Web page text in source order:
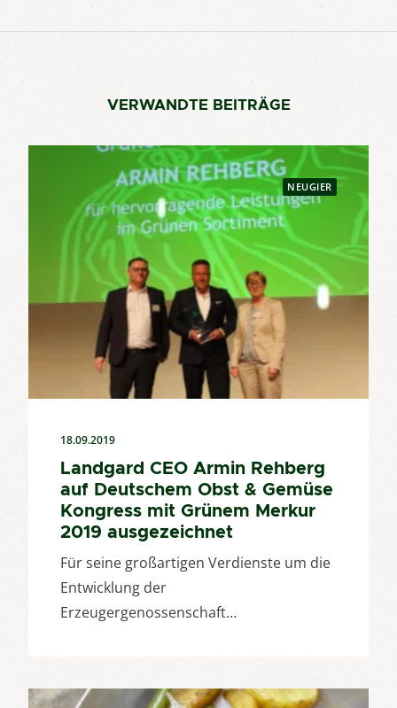
VERWANDTE BEITRÄGE
NEUGIER
18.09.2019
Landgard CEO Armin Rehberg
auf Deutschem Obst & Gemüse
Kongress mit Grünem Merkur
2019 ausgezeichnet
Für seine großartigen Verdienste um die
Entwicklung der
Erzeugergenossenschaft…